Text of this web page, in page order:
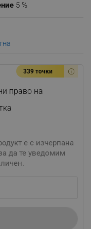
5 %
339 точки
право на
е с изчерпана
да те уведомим